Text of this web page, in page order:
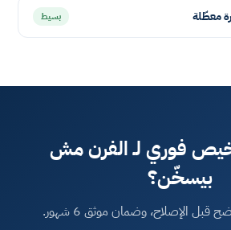
معطّلة بسيط
فوري لـ الفرن مش
بيسخّن؟
الإصلاح، وضمان موثق 6 شهور.